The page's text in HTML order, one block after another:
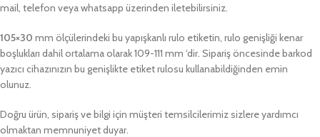
mail, telefon veya whatsapp üzerinden iletebilirsiniz.
105×30 mm ölçülerindeki bu yapışkanlı rulo etiketin, rulo genişliği kenar
boşlukları dahil ortalama olarak 109-111 mm ‘dir. Sipariş öncesinde barkod
yazıcı cihazınızın bu genişlikte etiket rulosu kullanabildiğinden emin
olunuz.
Doğru ürün, sipariş ve bilgi için müşteri temsilcilerimiz sizlere yardımcı
olmaktan memnuniyet duyar.